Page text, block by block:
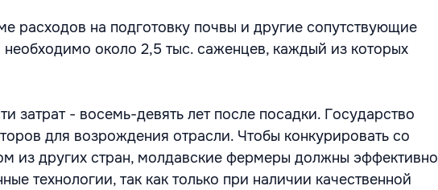
расходов на подготовку почвы и другие сопутствующие
необходимо около 2,5 тыс. саженцев, каждый из которых
затрат - восемь-девять лет после посадки. Государство
для возрождения отрасли. Чтобы конкурировать со
из других стран, молдавские фермеры должны эффективно
технологии, так как только при наличии качественной